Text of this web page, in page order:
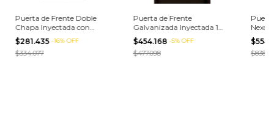
Puerta de Frente Doble
Chapa Inyectada con
Barral Curvo (88x205 cm)
$281.435 -16%OFF
$334.077
Puerta de Frente
Galvanizada Inyectada 1
Tablero c/ Barral (90x200
cm)
$454.168 -5%OFF
$477.098
Nexo